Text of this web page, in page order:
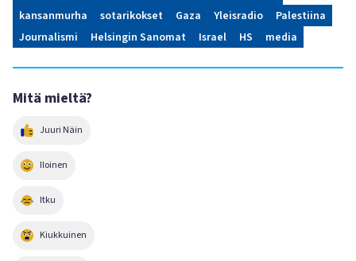
kansanmurha
sotarikokset Gaza Yleisradio
Palestiina
Journalismi
Helsingin Sanomat Israel HS media
Mitä mieltä?
Juuri Näin
Iloinen
Itku
Kiukkuinen